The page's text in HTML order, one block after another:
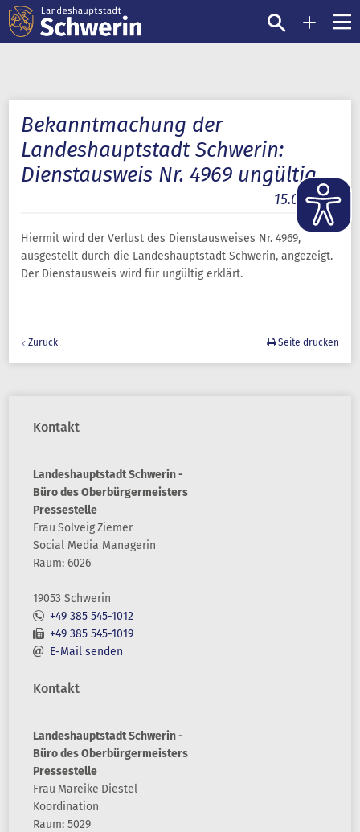
Bekanntmachung der
Landeshauptstadt Schwerin:
Dienstausweis Nr. 4969 ungültig
15.09.2025
Hiermit wird der Verlust des Dienstausweises Nr. 4969,
ausgestellt durch die Landeshauptstadt Schwerin, angezeigt.
Der Dienstausweis wird für ungültig erklärt.
Zurück Seite drucken
Kontakt
Landeshauptstadt Schwerin -
Büro des Oberbürgermeisters
Pressestelle
Frau SolveigZiemer
Social Media Managerin
Raum: 6026
19053 Schwerin
+49 385 545-1012
+49 385 545-1019
E-Mail senden
Kontakt
Landeshauptstadt Schwerin -
Büro des Oberbürgermeisters
Pressestelle
Frau Mareike Diestel
Koordination
Raum: 5029